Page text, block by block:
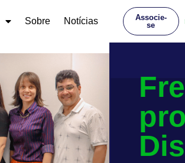
Sobre Notícias
Associe-
se